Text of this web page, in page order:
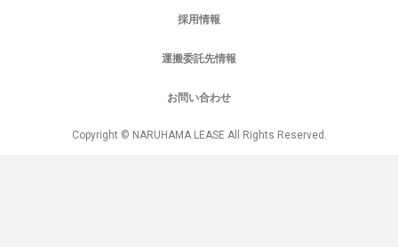
採用情報
運搬委託先情報
お問い合わせ
Copyright © NARUHAMA LEASE All Rights Reserved.